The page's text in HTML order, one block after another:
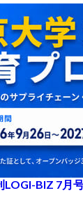
LOGI-BIZ 7月